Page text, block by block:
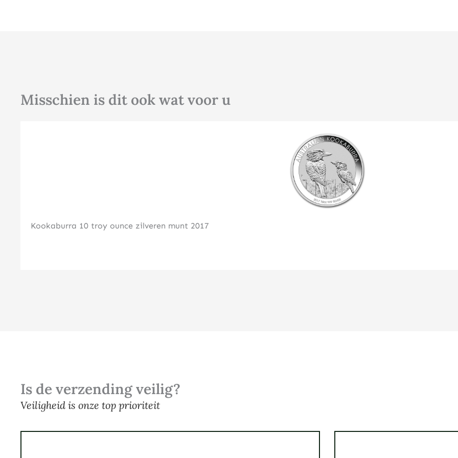
Misschien is dit ook wat voor u
Kookaburra 10 troy ounce zilveren munt 2017
Klik hier
Is de verzending veilig?
Veiligheid is onze top prioriteit